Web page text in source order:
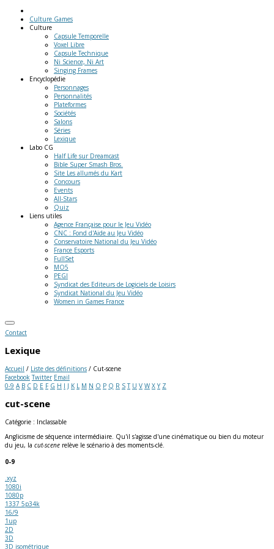
Culture Games
Culture
Capsule Temporelle
Voxel Libre
Capsule Technique
Ni Science, Ni Art
Singing Frames
Encyclopédie
Personnages
Personnalités
Plateformes
Sociétés
Salons
Séries
Lexique
Labo CG
Half Life sur Dreamcast
Bible Super Smash Bros.
Site Les allumés du Kart
Concours
Events
All-Stars
Quiz
Liens utiles
Agence Française pour le Jeu Vidéo
CNC : Fond d'Aide au Jeu Vidéo
Conservatoire National du Jeu Vidéo
France Esports
FullSet
MO5
PEGI
Syndicat des Editeurs de Logiciels de Loisirs
Syndicat National du Jeu Vidéo
Women in Games France
Contact
Lexique
Accueil / Liste des définitions / Cut-scene
Facebook Twitter Email
0-9 A B C D E F G H I J K L M N O P Q R S T U V W X Y Z
cut-scene
Catégorie : Inclassable
Anglicisme de séquence intermédiaire. Qu'il s'agisse d'une cinématique ou bien du moteur
du jeu, la cut-scene relève le scénario à des moments-clé.
0-9
.xyz
1080i
1080p
1337 5p34k
16/9
1up
2D
3D
3D isométrique